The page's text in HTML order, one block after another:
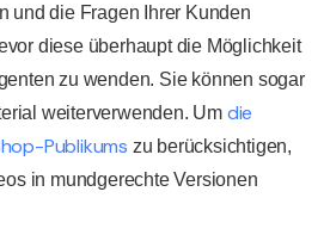
und die Fragen Ihrer Kunden
diese überhaupt die Möglichkeit
zu wenden. Sie können sogar
weiterverwenden. Um die
Publikums zu berücksichtigen,
in mundgerechte Versionen